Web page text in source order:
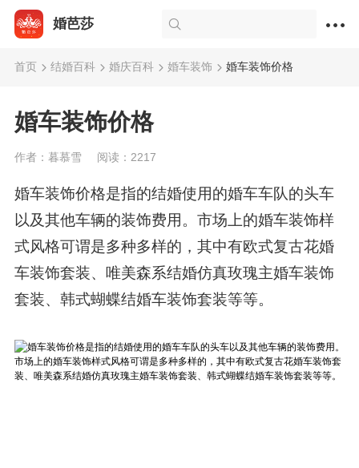
婚芭莎
首页 结婚百科 婚庆百科 婚车装饰 婚车装饰价格
婚车装饰价格
作者：暮慕雪 阅读：2217
婚车装饰价格是指的结婚使用的婚车车队的头车
以及其他车辆的装饰费用。市场上的婚车装饰样
式风格可谓是多种多样的，其中有欧式复古花婚
车装饰套装、唯美森系结婚仿真玫瑰主婚车装饰
套装、韩式蝴蝶结婚车装饰套装等等。